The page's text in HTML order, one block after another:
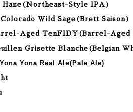
Haze(Northeast-Style IPA)
Wild Sage(Brett Saison)
Aged TenFIDY(Barrel-Aged
Grisette Blanche(Belgian
Yona Real Ale(Pale Ale)